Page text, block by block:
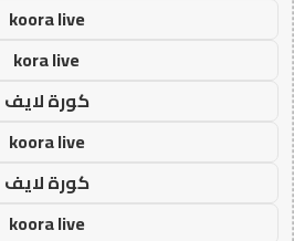
koora live
kora live
كورة لايف
koora live
كورة لايف
koora live